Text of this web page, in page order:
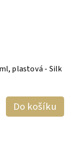
plastová - Silk
Do košíku